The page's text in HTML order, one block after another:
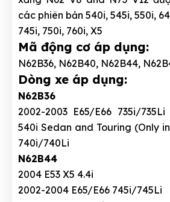
các phiên bản 540i, 545i, 550i,
745i, 750i, 760i, X5
Mã động cơ áp dụng:
N62B36, N62B40, N62B44,
Dòng xe áp dụng:
N62B36
2002-2003 E65/E66 735i/
540i Sedan and Touring (Only
740i/740Li
N62B44
2004 E53 X5 4.4i
2002-2004 E65/E66 745i/745Li